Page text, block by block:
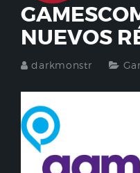
NUEVOS
darkmonstr